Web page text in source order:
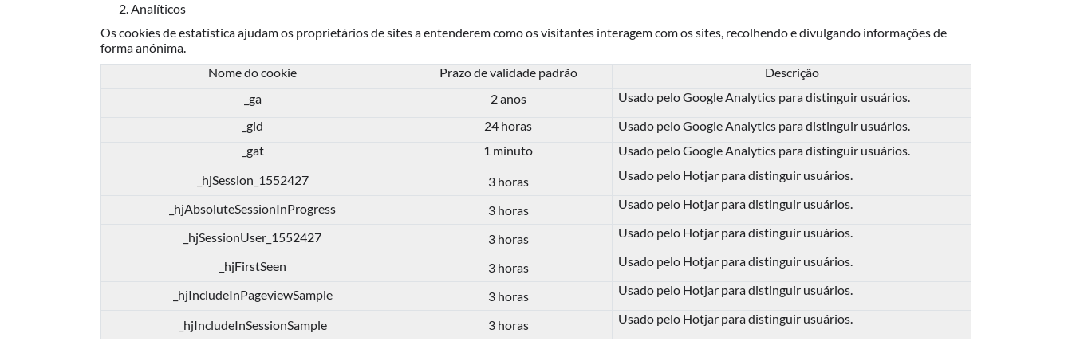
2. Analíticos
Os cookies de estatística ajudam os proprietários de sites a entenderem como os visitantes interagem com os sites, recolhendo e divulgando informações de
forma anónima.
Nome do cookie
Prazo de validade padrão
Descrição
_ga
2 anos
Usado pelo Google Analytics para distinguir usuários.
_gid
24 horas
Usado pelo Google Analytics para distinguir usuários.
_gat
1 minuto
Usado pelo Google Analytics para distinguir usuários.
_hjSession_1552427
3 horas Usado pelo Hotjar para distinguir usuários.
_hjAbsoluteSessionInProgress 3 horas Usado pelo Hotjar para distinguir usuários.
_hjSessionUser_1552427 3 horas Usado pelo Hotjar para distinguir usuários.
_hjFirstSeen 3 horas Usado pelo Hotjar para distinguir usuários.
_hjIncludeInPageviewSample 3 horas Usado pelo Hotjar para distinguir usuários.
_hjIncludeInSessionSample 3 horas Usado pelo Hotjar para distinguir usuários.